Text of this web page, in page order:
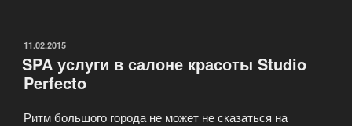
ОПУБЛИКОВАНО
11.02.2015
SPA услуги в салоне красоты Studio
Perfecto
Ритм большого города не может не сказаться на